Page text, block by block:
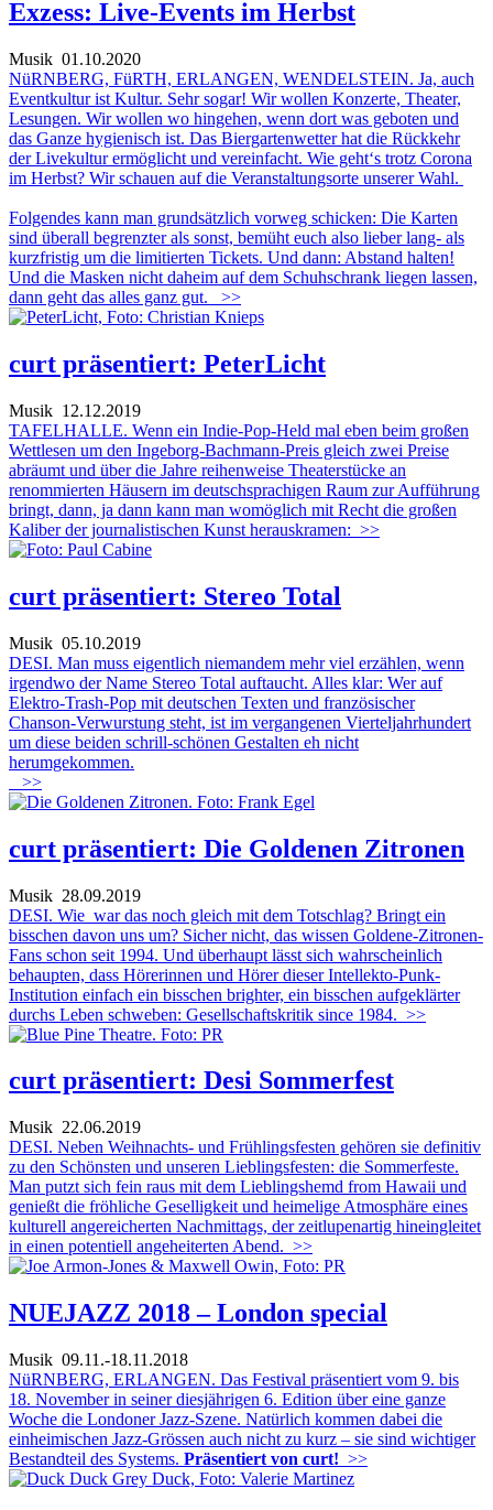
Exzess: Live-Events im Herbst
Musik 01.10.2020
NüRNBERG, FüRTH, ERLANGEN, WENDELSTEIN. Ja, auch
Eventkultur ist Kultur. Sehr sogar! Wir wollen Konzerte, Theater,
Lesungen. Wir wollen wo hingehen, wenn dort was geboten und
das Ganze hygienisch ist. Das Biergartenwetter hat die Rückkehr
der Livekultur ermöglicht und vereinfacht. Wie geht‘s trotz Corona
im Herbst? Wir schauen auf die Veranstaltungsorte unserer Wahl.
Folgendes kann man grundsätzlich vorweg schicken: Die Karten
sind überall begrenzter als sonst, bemüht euch also lieber lang- als
kurzfristig um die limitierten Tickets. Und dann: Abstand halten!
Und die Masken nicht daheim auf dem Schuhschrank liegen lassen,
dann geht das alles ganz gut.
>>
curt präsentiert: PeterLicht
Musik 12.12.2019
TAFELHALLE. Wenn ein Indie-Pop-Held mal eben beim großen
Wettlesen um den Ingeborg-Bachmann-Preis gleich zwei Preise
abräumt und über die Jahre reihenweise Theaterstücke an
renommierten Häusern im deutschsprachigen Raum zur Aufführung
bringt, dann, ja dann kann man womöglich mit Recht die großen
Kaliber der journalistischen Kunst herauskramen: >>
curt präsentiert: Stereo Total
Musik 05.10.2019
DESI. Man muss eigentlich niemandem mehr viel erzählen, wenn
irgendwo der Name Stereo Total auftaucht. Alles klar: Wer auf
Elektro-Trash-Pop mit deutschen Texten und französischer
Chanson-Verwurstung steht, ist im vergangenen Vierteljahrhundert
um diese beiden schrill-schönen Gestalten eh nicht
herumgekommen.
>>
curt präsentiert: Die Goldenen Zitronen
Musik 28.09.2019
DESI. Wie war das noch gleich mit dem Totschlag? Bringt ein
bisschen davon uns um? Sicher nicht, das wissen Goldene-Zitronen-
Fans schon seit 1994. Und überhaupt lässt sich wahrscheinlich
behaupten, dass Hörerinnen und Hörer dieser Intellekto-Punk-
Institution einfach ein bisschen brighter, ein bisschen aufgeklärter
durchs Leben schweben: Gesellschaftskritik since 1984. >>
curt präsentiert: Desi Sommerfest
Musik 22.06.2019
DESI. Neben Weihnachts- und Frühlingsfesten gehören sie definitiv
zu den Schönsten und unseren Lieblingsfesten: die Sommerfeste.
Man putzt sich fein raus mit dem Lieblingshemd from Hawaii und
genießt die fröhliche Geselligkeit und heimelige Atmosphäre eines
kulturell angereicherten Nachmittags, der zeitlupenartig hineingleitet
in einen potentiell angeheiterten Abend. >>
NUEJAZZ 2018 – London special
Musik 09.11.-18.11.2018
NüRNBERG, ERLANGEN. Das Festival präsentiert vom 9. bis
18. November in seiner diesjährigen 6. Edition über eine ganze
Woche die Londoner Jazz-Szene. Natürlich kommen dabei die
einheimischen Jazz-Grössen auch nicht zu kurz – sie sind wichtiger
Bestandteil des Systems. Präsentiert von curt! >>